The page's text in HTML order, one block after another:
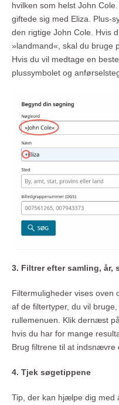
hvilken som helst John
giftede sig med Eliza. Plus-
den rigtige John Cole. Hvis
»landmand«, skal du bruge
Hvis du vil medtage en
plussymbolet og
3. Filtrer efter samling, år,
Filtermuligheder vises oven
af de filtertyper, du vil
rullemenuen. Klik dernæst på
hvis du har for mange
Brug filtrene til at indsnævre
4. Tjek søgetippene
Tip, der kan hjælpe dig med